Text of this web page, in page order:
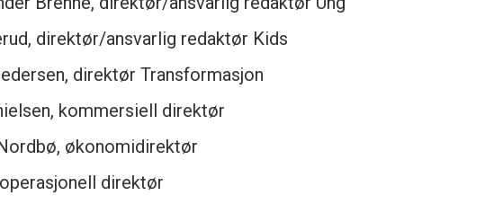
direktør/ansvarlig redaktør Kids
direktør Transformasjon
kommersiell direktør
økonomidirektør
direktør